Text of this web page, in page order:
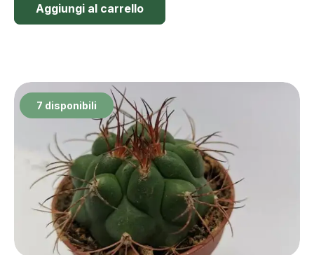
Aggiungi al carrello
7 disponibili